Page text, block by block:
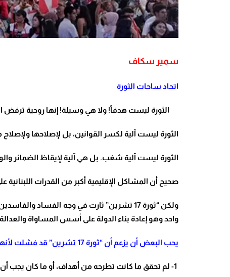
سمير سكاف
اتحاد ساحات الثورة
الثورة ليست هدفاً! ولا هي وسيلة! إنها روحية ترفض
الثورة ليست آلية لكسر القوانين، بل لإصلاحها ولإصلاح
الثورة ليست آلية شغب. بل هي آلية لإيقاظ الضمائر
صحيح أن المشاكل الإقليمية أكبر من القدرات
ولكن “ثورة 17 تشرين” ثارت في وجه الفساد
واحد وهو إعادة بناء الدولة على أسس المساواة والعدالة
يحب البعض أن يزعم أن “ثورة 17 تشرين” قد فشلت لأنها
1- لم تحقق ما كانت تطرحه من أهداف، أو ما كان يجب